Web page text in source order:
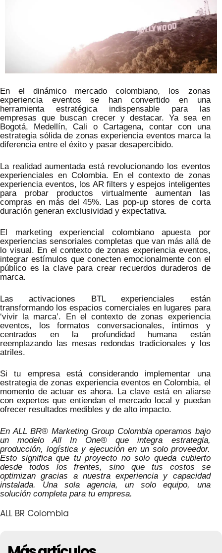
En el dinámico mercado colombiano, los zonas
experiencia eventos se han convertido en una
herramienta estratégica indispensable para las
empresas que buscan crecer y destacar. Ya sea en
Bogotá, Medellín, Cali o Cartagena, contar con una
estrategia sólida de zonas experiencia eventos marca la
diferencia entre el éxito y pasar desapercibido.
La realidad aumentada está revolucionando los eventos
experienciales en Colombia. En el contexto de zonas
experiencia eventos, los AR filters y espejos inteligentes
para probar productos virtualmente aumentan las
compras en más del 45%. Las pop-up stores de corta
duración generan exclusividad y expectativa.
El marketing experiencial colombiano apuesta por
experiencias sensoriales completas que van más allá de
lo visual. En el contexto de zonas experiencia eventos,
integrar estímulos que conecten emocionalmente con el
público es la clave para crear recuerdos duraderos de
marca.
Las activaciones BTL experienciales están
transformando los espacios comerciales en lugares para
‘vivir la marca’. En el contexto de zonas experiencia
eventos, los formatos conversacionales, íntimos y
centrados en la profundidad humana están
reemplazando las mesas redondas tradicionales y los
atriles.
Si tu empresa está considerando implementar una
estrategia de zonas experiencia eventos en Colombia, el
momento de actuar es ahora. La clave está en aliarse
con expertos que entiendan el mercado local y puedan
ofrecer resultados medibles y de alto impacto.
En ALL BR® Marketing Group Colombia operamos bajo
un modelo All In One® que integra estrategia,
producción, logística y ejecución en un solo proveedor.
Esto significa que tu proyecto no solo queda cubierto
desde todos los frentes, sino que tus costos se
optimizan gracias a nuestra experiencia y capacidad
instalada. Una sola agencia, un solo equipo, una
solución completa para tu empresa.
ALL BR Colombia